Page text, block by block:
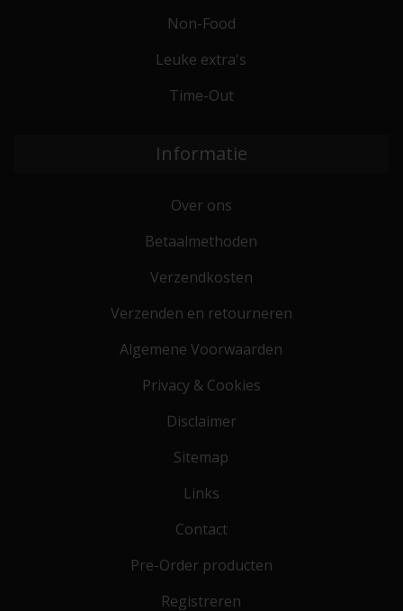
Non-Food
Leuke extra's
Time-Out
Informatie
Over ons
Betaalmethoden
Verzendkosten
Verzenden en retourneren
Algemene Voorwaarden
Privacy & Cookies
Disclaimer
Sitemap
Links
Contact
Pre-Order producten
Registreren